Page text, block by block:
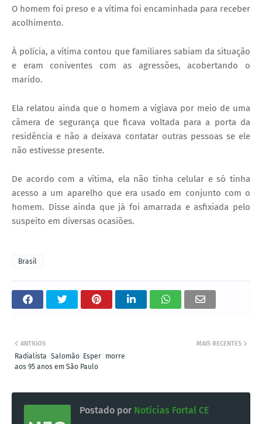
O homem foi preso e a vítima foi encaminhada para receber
acolhimento.
À polícia, a vítima contou que familiares sabiam da situação
e eram coniventes com as agressões, acobertando o
marido.
Ela relatou ainda que o homem a vigiava por meio de uma
câmera de segurança que ficava voltada para a porta da
residência e não a deixava contatar outras pessoas se ele
não estivesse presente.
De acordo com a vítima, ela não tinha celular e só tinha
acesso a um aparelho que era usado em conjunto com o
homem. Disse ainda que já foi amarrada e asfixiada pelo
suspeito em diversas ocasiões.
Brasil
MAIS RECENTES
ANTIGOS
Radialista Salomão Esper morre
aos 95 anos em São Paulo
Postado por Notícias Fortal CE